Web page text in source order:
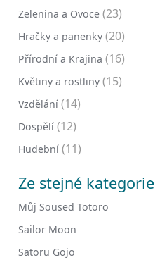
Zelenina a Ovoce (23)
Hračky a panenky (20)
Přírodní a Krajina (16)
Květiny a rostliny (15)
Vzdělání (14)
Dospělí (12)
Hudební (11)
Ze stejné kategorie
Můj Soused Totoro
Sailor Moon
Satoru Gojo